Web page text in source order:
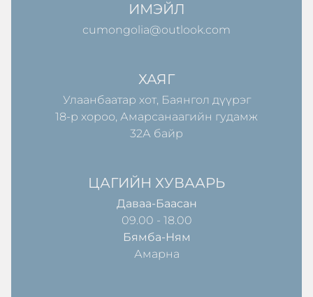
ИМЭЙЛ
cumongolia@outlook.com
ХАЯГ
Улаанбаатар хот, Баянгол дүүрэг
18-р хороо, Амарсанаагийн гудамж
32А байр
ЦАГИЙН ХУВААРЬ
Даваа-Баасан
09.00 - 18.00
Бямба-Ням
Амарна